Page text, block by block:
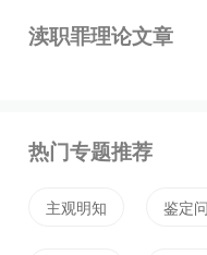
第三百九十八条 国家
的，处三年以上七年
非国家机关工作人员
渎职罪理论文章
热门专题推荐
主观明知 鉴定